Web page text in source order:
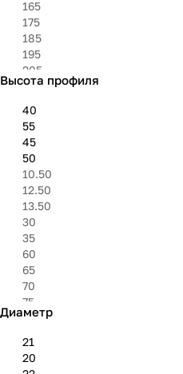
165
175
185
195
205
215
235
245
315
325
6.95''
8.40''
27''
30''
31''
33''
35''
37''
Высота профиля
40
55
45
50
10.50
12.50
13.50
30
35
60
65
70
75
8.50
85
9.50
Диаметр
21
20